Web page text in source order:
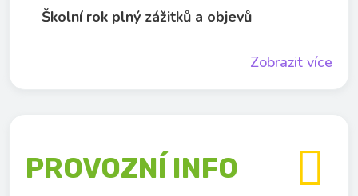
Školní rok plný zážitků a objevů
Zobrazit více
PROVOZNÍ INFO 